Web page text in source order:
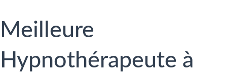
Meilleure
Hypnothérapeute à